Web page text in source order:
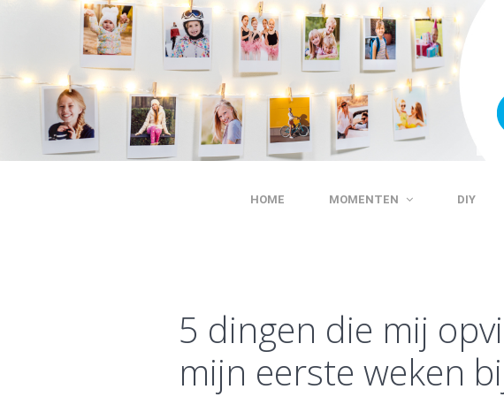
HOME MOMENTEN DIY
5 dingen die mij
mijn eerste weken